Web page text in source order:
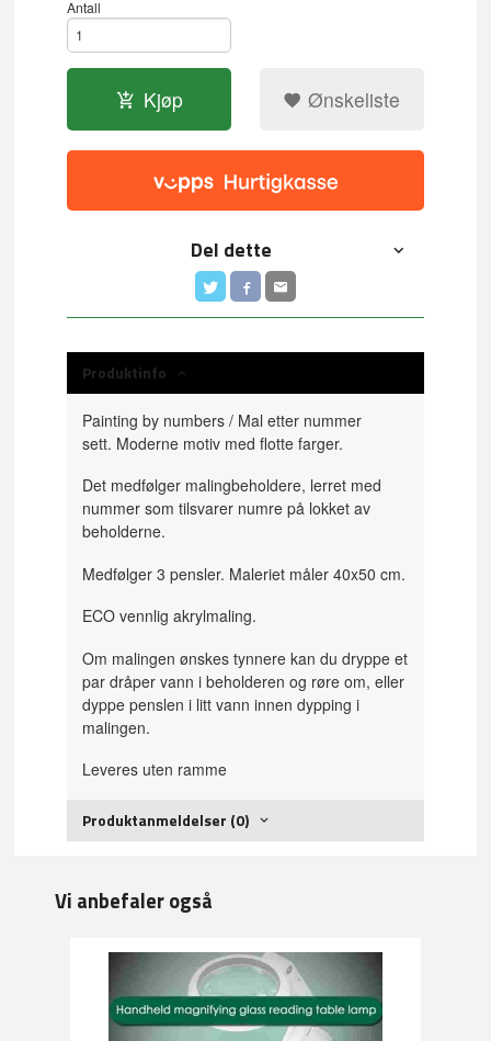
Antall
Kjøp Ønskeliste
Del dette
Produktinfo
Painting by numbers / Mal etter nummer
sett. Moderne motiv med flotte farger.
Det medfølger malingbeholdere, lerret med
nummer som tilsvarer numre på lokket av
beholderne.
Medfølger 3 pensler. Maleriet måler 40x50 cm.
ECO vennlig akrylmaling.
Om malingen ønskes tynnere kan du dryppe et
par dråper vann i beholderen og røre om, eller
dyppe penslen i litt vann innen dypping i
malingen.
Leveres uten ramme
Produktanmeldelser (0)
Vi anbefaler også